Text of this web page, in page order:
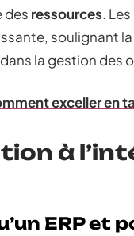
des ressources.
soulignant
la gestion des
exceller en
à
ERP et